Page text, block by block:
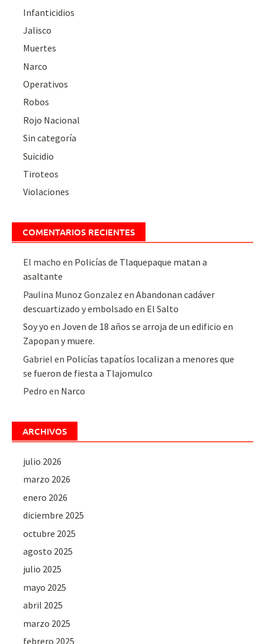
Infanticidios
Jalisco
Muertes
Narco
Operativos
Robos
Rojo Nacional
Sin categoría
Suicidio
Tiroteos
Violaciones
COMENTARIOS RECIENTES
El macho en Policías de Tlaquepaque matan a
asaltante
Paulina Munoz Gonzalez enAbandonan cadáver
descuartizado y embolsado en El Salto
Soy yo enJoven de 18 años se arroja de un edificio en
Zapopan y muere.
Gabriel en Policías tapatíos localizan a menores que
se fueron de fiesta a Tlajomulco
Pedro en Narco
ARCHIVOS
julio 2026
marzo 2026
enero 2026
diciembre 2025
octubre 2025
agosto 2025
julio 2025
mayo 2025
abril 2025
marzo 2025
febrero 2025